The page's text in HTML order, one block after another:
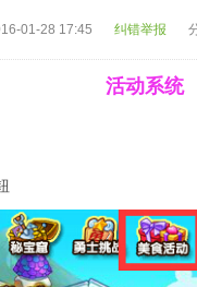
01-28 17:45 纠错举报
活动系统